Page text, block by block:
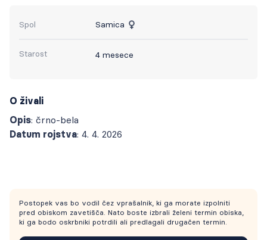
Spol Samica
Starost 4 mesece
O živali
Opis: črno-bela
Datum rojstva: 4. 4. 2026
Postopek vas bo vodil čez vprašalnik, ki ga morate izpolniti
pred obiskom zavetišča. Nato boste izbrali želeni termin obiska,
ki ga bodo oskrbniki potrdili ali predlagali drugačen termin.